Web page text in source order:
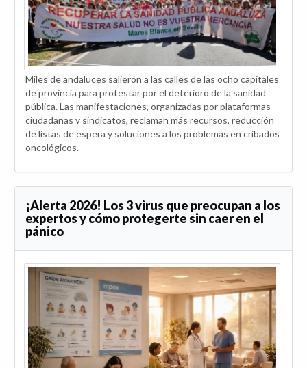
Miles de andaluces salieron a las calles de las ocho capitales
de provincia para protestar por el deterioro de la sanidad
pública. Las manifestaciones, organizadas por plataformas
ciudadanas y sindicatos, reclaman más recursos, reducción
de listas de espera y soluciones a los problemas en cribados
oncológicos.
¡Alerta 2026! Los 3 virus que preocupan a los
expertos y cómo protegerte sin caer en el
pánico